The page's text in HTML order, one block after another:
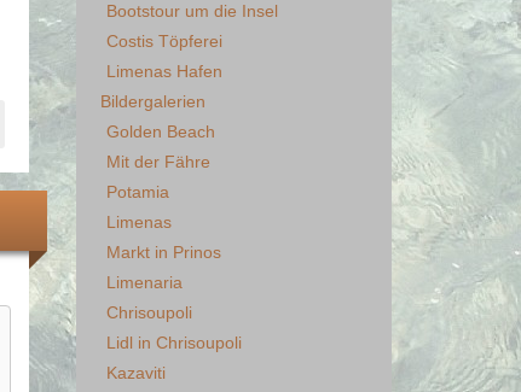
Bootstour um die Insel
Costis Töpferei
Limenas Hafen
Bildergalerien
Golden Beach
Mit der Fähre
Potamia
Limenas
Markt in Prinos
Limenaria
Chrisoupoli
Lidl in Chrisoupoli
Kazaviti